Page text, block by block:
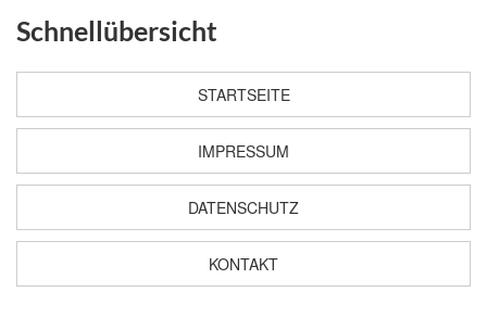
Schnellübersicht
STARTSEITE
IMPRESSUM
DATENSCHUTZ
KONTAKT